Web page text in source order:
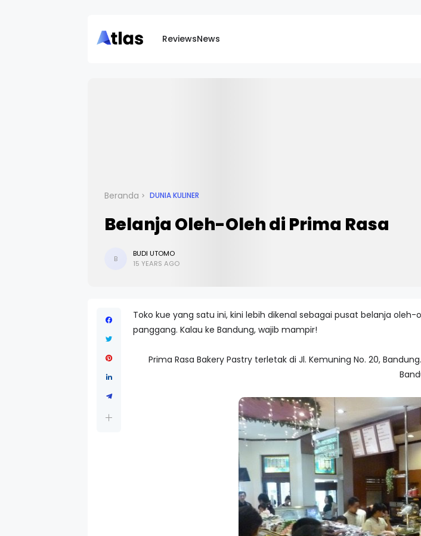
ReviewsNews
Beranda DUNIA KULINER
Belanja Oleh-Oleh di Prima Rasa
B
BUDI UTOMO
15 YEARS AGO
Toko kue yang satu ini, kini lebih dikenal sebagai pusat belanja
panggang. Kalau ke Bandung, wajib mampir!
Prima Rasa Bakery Pastry terletak di Jl. Kemuning No. 20,